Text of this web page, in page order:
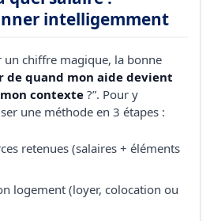
intelligemment
un chiffre magique, la bonne
de quand mon aide devient
contexte ?”. Pour y
une méthode en 3 étapes :
retenues (salaires + éléments
logement (loyer, colocation ou